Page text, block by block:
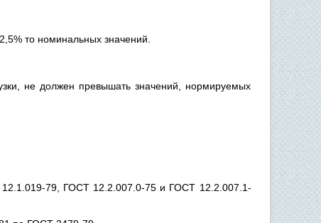
то номинальных значений.
не должен превышать значений, нормируемых
79, ГОСТ 12.2.007.0-75 и ГОСТ 12.2.007.1-